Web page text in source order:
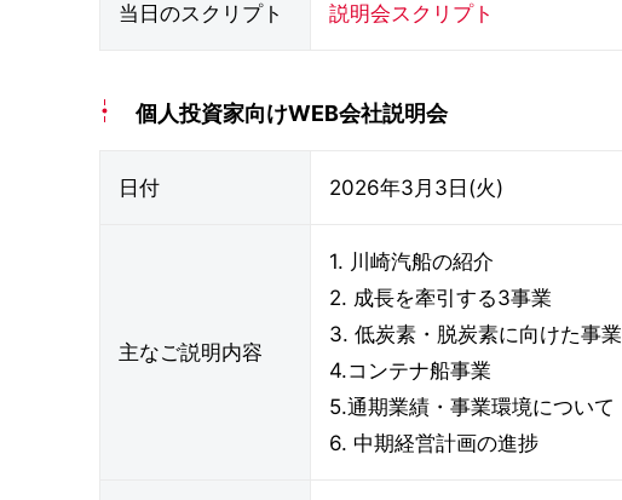
当日のスクリプト 説明会スクリプト
個人投資家向けWEB会社説明会
日付 2026年3月3日(火)
主なご説明内容
1. 川崎汽船の紹介
2. 成長を牽引する3事業
3. 低炭素・脱炭素に向けた事業
4.コンテナ船事業
5.通期業績・事業環境について
6. 中期経営計画の進捗